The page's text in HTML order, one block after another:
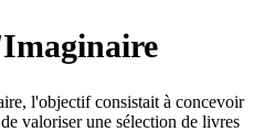
l'objectif consistait à concevoir
valoriser une sélection de livres